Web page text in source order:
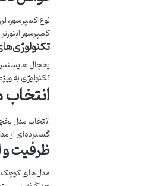
نوع کمپرسور،
کمپرسور
یخچال هایسنس
تکنولوژی به
انتخاب مدل
گسترده‌ای از
ظرفیت و
مدل‌های کوچک